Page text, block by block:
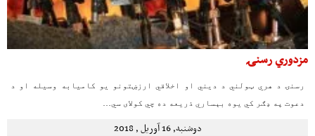
مزدوري رسنۍ
رسنۍ د هري ټولني د دیني او اخلاقي ارزښتونو یو کامیابه وسیله او د
دعوت په ډګر کي یوه بېساري ذریعه ده چي کولای سي…
دوشنبه, 16 آوریل , 2018